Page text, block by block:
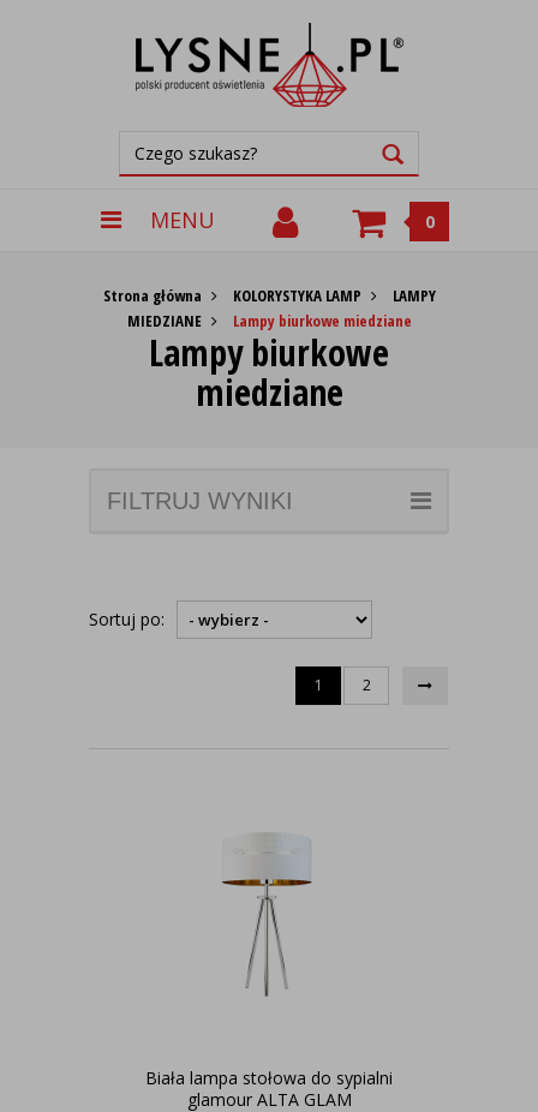
MENU 0
Strona główna KOLORYSTYKA LAMP
LAMPY
MIEDZIANE
Lampy biurkowe miedziane
Lampy biurkowe
miedziane
FILTRUJ WYNIKI
Sortuj po:
1 2
Biała lampa stołowa do sypialni
glamour ALTA GLAM